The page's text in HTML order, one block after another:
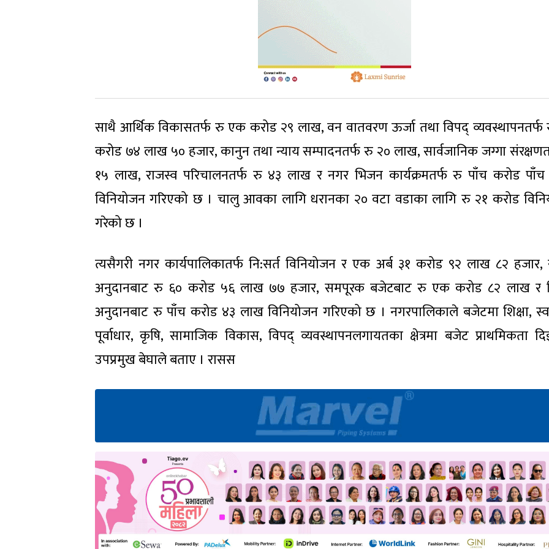
साथै आर्थिक विकासतर्फ रु एक करोड २९ लाख, वन वातवरण ऊर्जा तथा विपद्
करोड ७४ लाख ५० हजार, कानुन तथा न्याय सम्पादनतर्फ रु २० लाख, सार्वजानिक जग्गा
१५ लाख, राजस्व परिचालनतर्फ रु ४३ लाख र नगर भिजन कार्यक्रमतर्फ रु पाँच करोड
विनियोजन गरिएको छ । चालु आवका लागि धरानका २० वटा वडाका लागि रु २१ करोड
गरेको छ ।
त्यसैगरी नगर कार्यपालिकातर्फ नि:सर्त विनियोजन र एक अर्ब ३१ करोड ९२ लाख ८२ हजार,
अनुदानबाट रु ६० करोड ५६ लाख ७७ हजार, समपूरक बजेटबाट रु एक करोड ८२ लाख र
अनुदानबाट रु पाँच करोड ४३ लाख विनियोजन गरिएको छ । नगरपालिकाले बजेटमा शिक्षा,
पूर्वाधार, कृषि, सामाजिक विकास, विपद् व्यवस्थापनलगायतका क्षेत्रमा बजेट प्राथमिकता
उपप्रमुख बेघाले बताए । रासस